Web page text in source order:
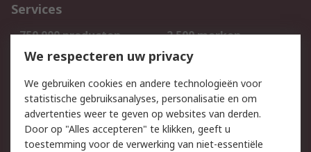
Services
750.000 producten
2.500 merken
Bestellen
Inkoopoplossingen
Track & Trace
Wettelijk
We respecteren uw privacy
We gebruiken cookies en andere technologieën voor
statistische gebruiksanalyses, personalisatie en om
advertenties weer te geven op websites van derden.
Door op "Alles accepteren" te klikken, geeft u
toestemming voor de verwerking van niet-essentiële